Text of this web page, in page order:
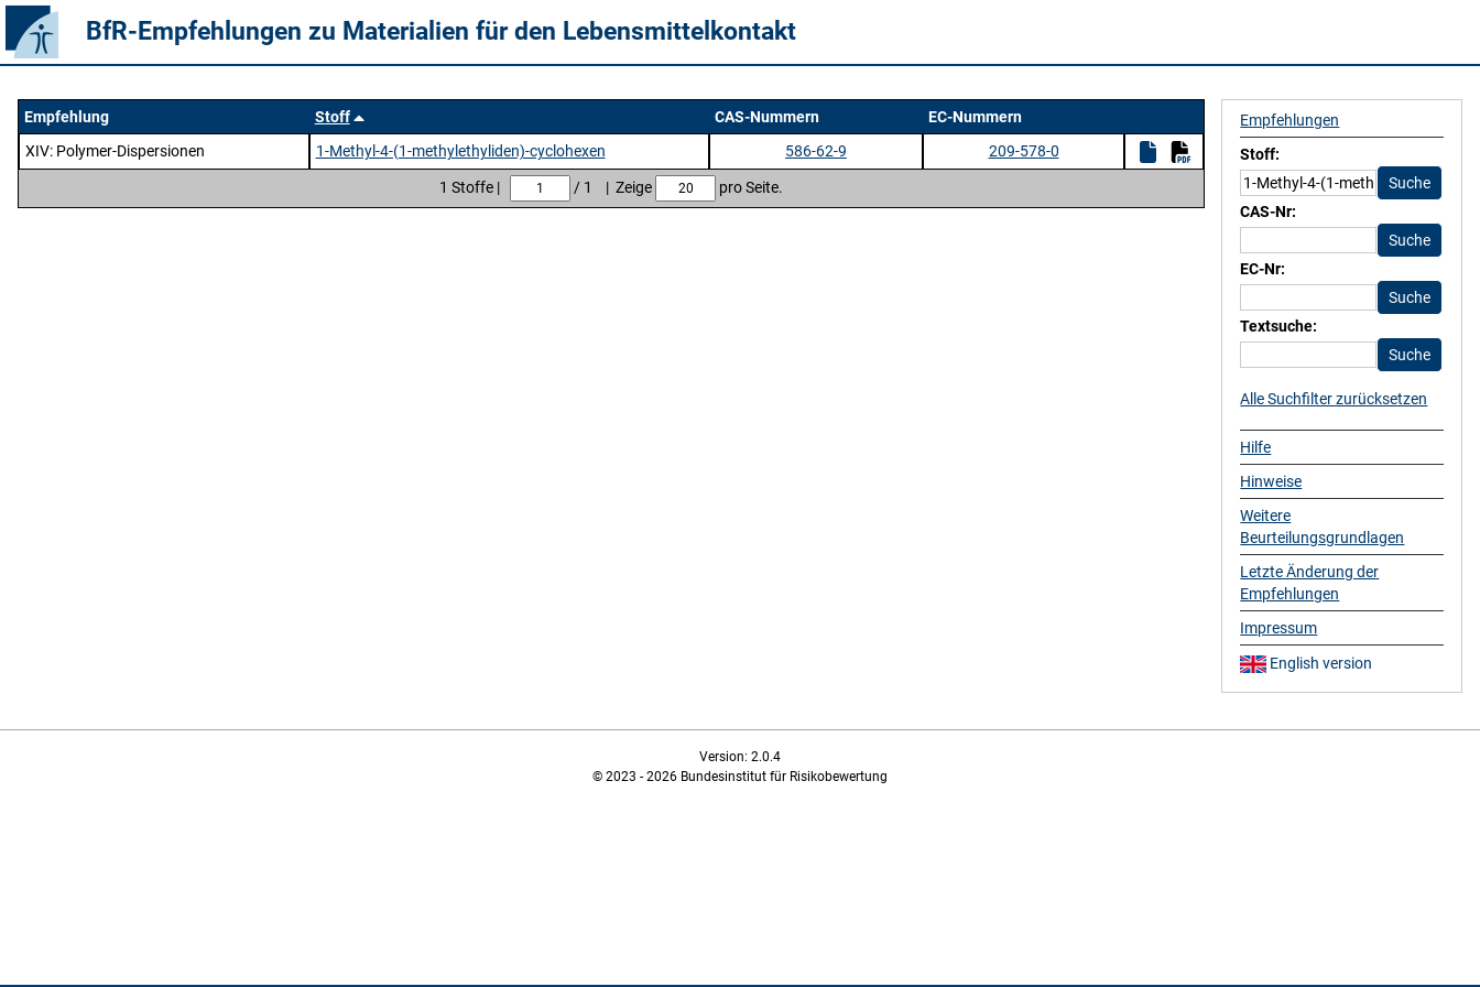
BfR-Empfehlungen zu Materialien für den Lebensmittelkontakt
Empfehlung Stoff CAS-Nummern
EC-Nummern
XIV: Polymer-Dispersionen 1-Methyl-4-(1-methylethyliden)-cyclohexen 586-62-9 209-578-0
1 Stoffe | / 1 | Zeige pro Seite.
Empfehlungen
Stoff:
CAS-Nr:
EC-Nr:
Textsuche:
Alle Suchfilter zurücksetzen
Hilfe
Hinweise
Weitere
Beurteilungsgrundlagen
Letzte Änderung der
Empfehlungen
Impressum
English version
Version: 2.0.4
© 2023 - 2026 Bundesinstitut für Risikobewertung